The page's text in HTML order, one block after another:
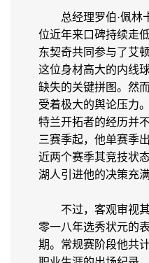
总经理罗伯·佩林
位近年来口碑持续走
东契奇共同参与了艾
这位身材高大的内线
缺失的关键拼图。然
受着极大的舆论压力
特兰开拓者的经历并
三赛季起，他单赛季
近两个赛季其竞技状
湖人引进他的决策充
不过，客观审视
零一八年选秀状元的
期。常规赛阶段他共